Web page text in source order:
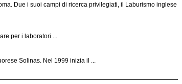
Due i suoi campi di ricerca privilegiati, il Laburismo inglese
per i laboratori ...
Solinas. Nel 1999 inizia il ...